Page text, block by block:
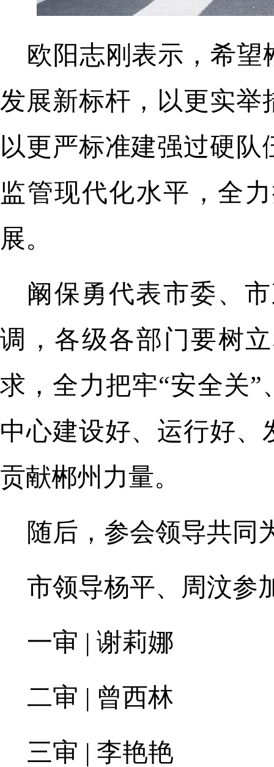
欧阳志刚表示，希
发展新标杆，以更实
以更严标准建强过硬
监管现代化水平，全
展。
阚保勇代表市委、
调，各级各部门要树
求，全力把牢“安全关”
中心建设好、运行好
贡献郴州力量。
随后，参会领导共同
市领导杨平、周汶参
一审 | 谢莉娜
二审 | 曾西林
三审 | 李艳艳